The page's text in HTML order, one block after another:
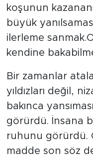
koşunun
büyük
ilerleme
kendine
Bir zamanlar
yıldızları değil,
bakınca
görürdü. İnsana
ruhunu görürdü.
madde son söz